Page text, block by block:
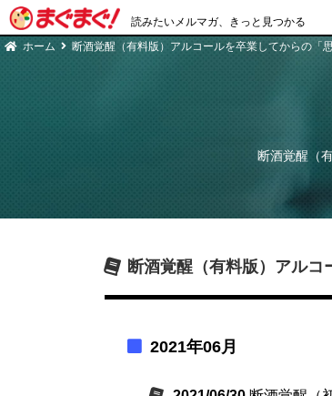
読みたいメルマガ、きっと見つかる
ホーム 断酒覚醒（有料版）アルコールを卒業してからの「
断酒覚醒（
断酒覚醒（有料版）アル
2021年06月